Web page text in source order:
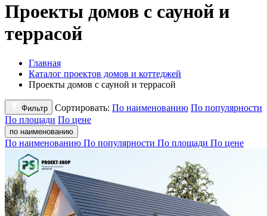
Проекты домов с сауной и
террасой
Главная
Каталог проектов домов и коттеджей
Проекты домов с сауной и террасой
Фильтр Сортировать: По наименованию По популярности
По площади По цене
по наименованию
По наименованию По популярности По площади По цене